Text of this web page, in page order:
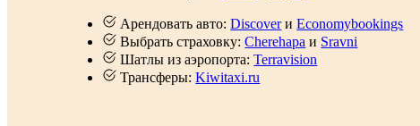
Арендовать авто:DiscoverиEconomybookings
Выбрать страховку:Cherehapa и Sravni
Шатлы из аэропорта:Terravision
Трансферы:Kiwitaxi.ru